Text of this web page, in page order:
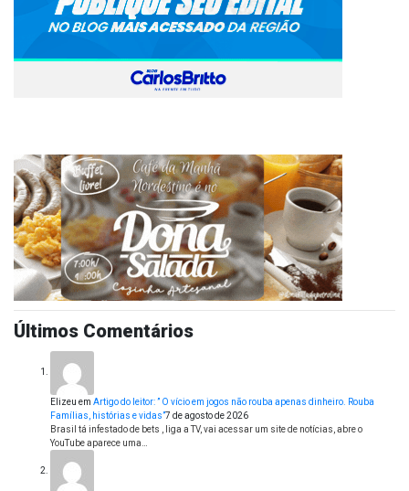
Últimos Comentários
Elizeu em Artigo do leitor: ” O vício em jogos não rouba apenas dinheiro. Rouba
Famílias, histórias e vidas”7 de agosto de 2026
Brasil tá infestado de bets , liga a TV, vai acessar um site de notícias, abre o
YouTube aparece uma…